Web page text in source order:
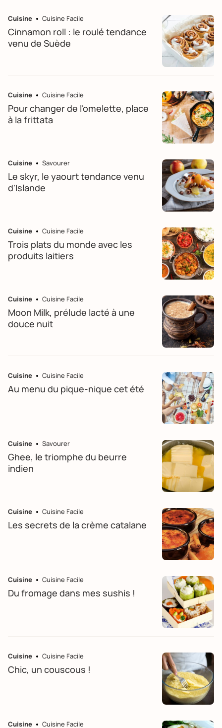
Cuisine Cuisine Facile
Cinnamon roll : le roulé tendance
venu de Suède
Cuisine Cuisine Facile
Pour changer de l'omelette, place
à la frittata
Cuisine Savourer
Le skyr, le yaourt tendance venu
d'Islande
Cuisine Cuisine Facile
Trois plats du monde avec les
produits laitiers
Cuisine Cuisine Facile
Moon Milk, prélude lacté à une
douce nuit
Cuisine Cuisine Facile
Au menu du pique-nique cet été
Cuisine Savourer
Ghee, le triomphe du beurre
indien
Cuisine Cuisine Facile
Les secrets de la crème catalane
Cuisine Cuisine Facile
Du fromage dans mes sushis !
Cuisine Cuisine Facile
Chic, un couscous !
Cuisine Cuisine Facile